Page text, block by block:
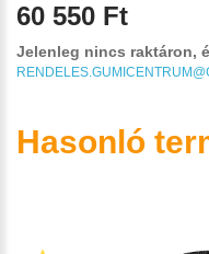
60 550 Ft
Jelenleg nincs raktáron,
Hasonló